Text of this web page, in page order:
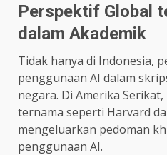
Perspektif Global
dalam Akademik
Tidak hanya di Indonesia,
penggunaan AI dalam
negara. Di Amerika
ternama seperti Harvard
mengeluarkan pedoman
penggunaan AI.